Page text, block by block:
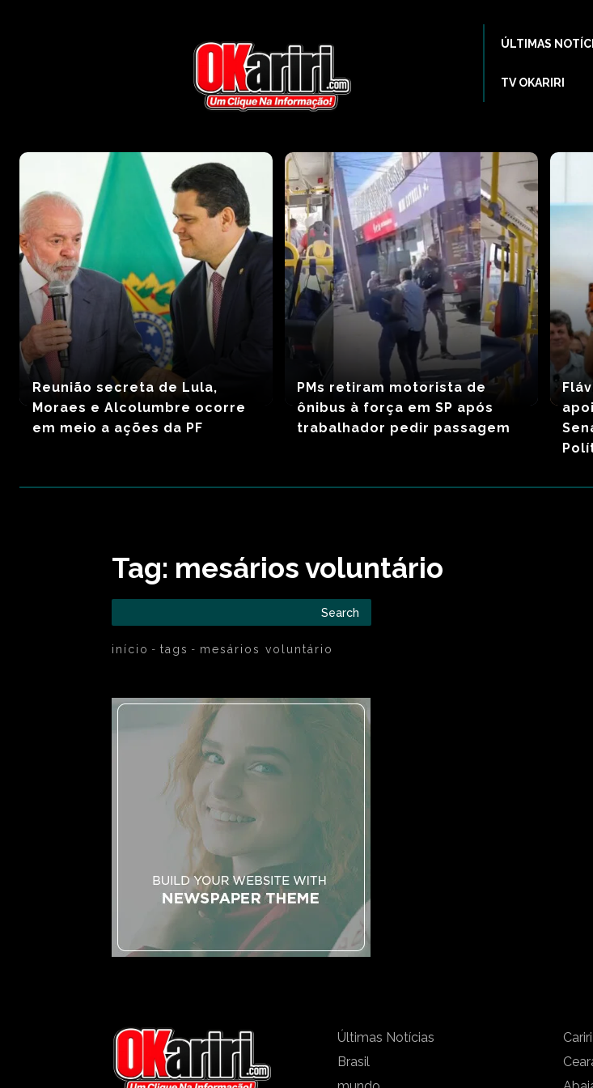
ÚLTIMAS
TV OKARIRI
Reunião secreta de Lula,
Moraes e Alcolumbre ocorre
em meio a ações da PF
PMs retiram motorista de
ônibus à força em SP após
trabalhador pedir passagem
Tag: mesários voluntário
Search
início tags mesários voluntário
Últimas Notícias
Brasil
Cariri